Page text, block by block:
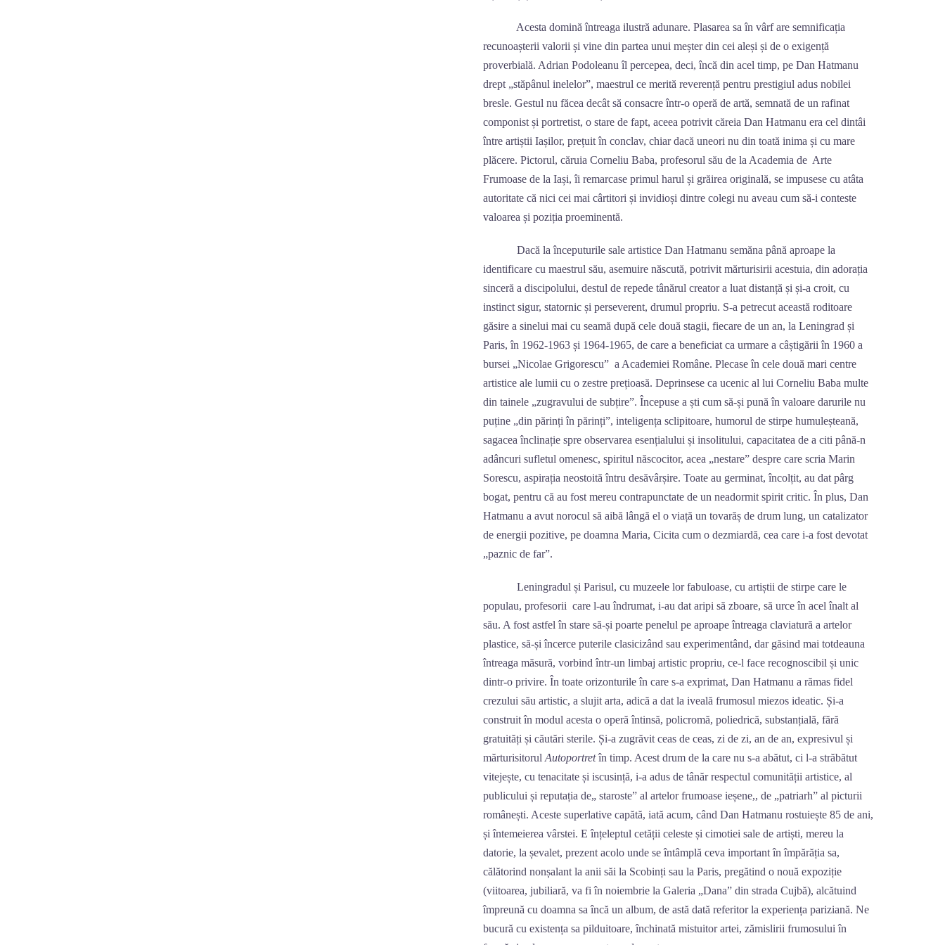
Acesta domină întreaga ilustră adunare. Plasarea sa în vârf are semnificația
recunoașterii valorii și vine din partea unui meșter din cei aleși și de o exigență
proverbială. Adrian Podoleanu îl percepea, deci, încă din acel timp, pe Dan Hatmanu
drept „stăpânul inelelor”, maestrul ce merită reverență pentru prestigiul adus nobilei
bresle. Gestul nu făcea decât să consacre într-o operă de artă, semnată de un rafinat
componist și portretist, o stare de fapt, aceea potrivit căreia Dan Hatmanu era cel dintâi
între artiștii Iașilor, prețuit în conclav, chiar dacă uneori nu din toată inima și cu mare
plăcere. Pictorul, căruia Corneliu Baba, profesorul său de la Academia de Arte
Frumoase de la Iași, îi remarcase primul harul și grăirea originală, se impusese cu atâta
autoritate că nici cei mai cârtitori și invidioși dintre colegi nu aveau cum să-i conteste
valoarea și poziția proeminentă.
Dacă la începuturile sale artistice Dan Hatmanu semăna până aproape la
identificare cu maestrul său, asemuire născută, potrivit mărturisirii acestuia, din adorația
sinceră a discipolului, destul de repede tânărul creator a luat distanță și și-a croit, cu
instinct sigur, statornic și perseverent, drumul propriu. S-a petrecut această roditoare
găsire a sinelui mai cu seamă după cele două stagii, fiecare de un an, la Leningrad și
Paris, în 1962-1963 și 1964-1965, de care a beneficiat ca urmare a câștigării în 1960 a
bursei „Nicolae Grigorescu” a Academiei Române. Plecase în cele două mari centre
artistice ale lumii cu o zestre prețioasă. Deprinsese ca ucenic al lui Corneliu Baba multe
din tainele „zugravului de subțire”. Începuse a ști cum să-și pună în valoare darurile nu
puține „din părinți în părinți”, inteligența sclipitoare, humorul de stirpe humuleșteană,
sagacea înclinație spre observarea esențialului și insolitului, capacitatea de a citi până-n
adâncuri sufletul omenesc, spiritul născocitor, acea „nestare” despre care scria Marin
Sorescu, aspirația neostoită întru desăvârșire. Toate au germinat, încolțit, au dat pârg
bogat, pentru că au fost mereu contrapunctate de un neadormit spirit critic. În plus, Dan
Hatmanu a avut norocul să aibă lângă el o viață un tovarăș de drum lung, un catalizator
de energii pozitive, pe doamna Maria, Cicita cum o dezmiardă, cea care i-a fost devotat
„paznic de far”.
Leningradul și Parisul, cu muzeele lor fabuloase, cu artiștii de stirpe care le
populau, profesorii care l-au îndrumat, i-au dat aripi să zboare, să urce în acel înalt al
său. A fost astfel în stare să-și poarte penelul pe aproape întreaga claviatură a artelor
plastice, să-și încerce puterile clasicizând sau experimentând, dar găsind mai totdeauna
întreaga măsură, vorbind într-un limbaj artistic propriu, ce-l face recognoscibil și unic
dintr-o privire. În toate orizonturile în care s-a exprimat, Dan Hatmanu a rămas fidel
crezului său artistic, a slujit arta, adică a dat la iveală frumosul miezos ideatic. Și-a
construit în modul acesta o operă întinsă, policromă, poliedrică, substanțială, fără
gratuități și căutări sterile. Și-a zugrăvit ceas de ceas, zi de zi, an de an, expresivul și
mărturisitorul Autoportretîn timp. Acest drum de la care nu s-a abătut, ci l-a străbătut
vitejește, cu tenacitate și iscusință, i-a adus de tânăr respectul comunității artistice, al
publicului și reputația de„ staroste” al artelor frumoase ieșene,, de „patriarh” al picturii
românești. Aceste superlative capătă, iată acum, când Dan Hatmanu rostuiește 85 de ani,
și întemeierea vârstei. E înțeleptul cetății celeste și cimotiei sale de artiști, mereu la
datorie, la șevalet, prezent acolo unde se întâmplă ceva important în împărăția sa,
călătorind nonșalant la anii săi la Scobinți sau la Paris, pregătind o nouă expoziție
(viitoarea, jubiliară, va fi în noiembrie la Galeria „Dana” din strada Cujbă), alcătuind
împreună cu doamna sa încă un album, de astă dată referitor la experiența pariziană. Ne
bucură cu existența sa pilduitoare, închinată mistuitor artei, zămislirii frumosului în